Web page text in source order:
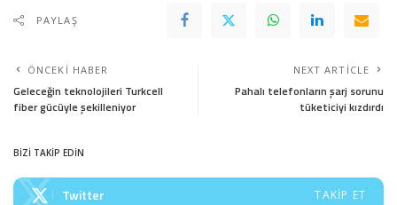
PAYLAŞ
ÖNCEKI HABER
Geleceğin teknolojileri Turkcell
fiber gücüyle şekilleniyor
NEXT ARTICLE
Pahalı telefonların şarj sorunu
tüketiciyi kızdırdı
BİZİ TAKİP EDİN
Twitter TAKIP ET